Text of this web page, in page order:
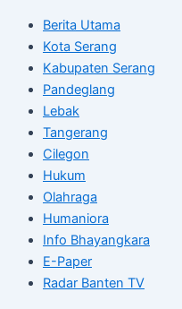
Berita Utama
Kota Serang
Kabupaten Serang
Pandeglang
Lebak
Tangerang
Cilegon
Hukum
Olahraga
Humaniora
Info Bhayangkara
E-Paper
Radar Banten TV